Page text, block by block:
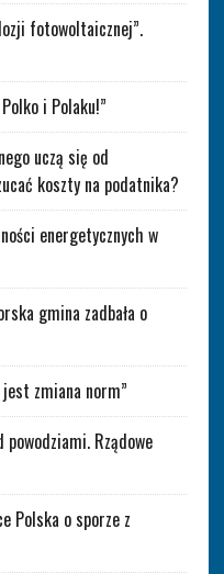
fotowoltaicznej”.
i Polaku!”
uczą się od
koszty na podatnika?
energetycznych w
gmina zadbała o
jest zmiana norm”
Rządowe
Polska o sporze z